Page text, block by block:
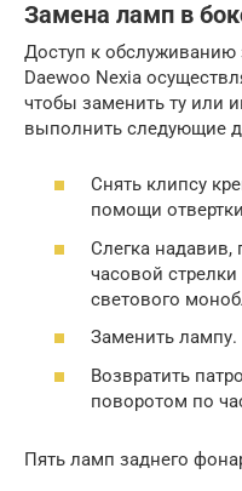
Замена ламп в
Доступ к обслуживанию
Daewoo Nexia
чтобы заменить ту или
выполнить следующие
Снять клипсу
помощи
Слегка надавив,
часовой
светового
Заменить лампу.
Возвратить
поворотом по
Пять ламп заднего